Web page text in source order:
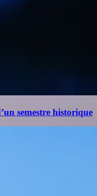
semestre historique